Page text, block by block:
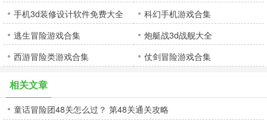
手机3d装修设计软件免费大全
科幻手机游戏合集
逃生冒险游戏合集
炮艇战3d战舰大全
西游冒险类游戏合集
仗剑冒险游戏合集
相关文章
童话冒险团48关怎么过？ 第48关通关攻略